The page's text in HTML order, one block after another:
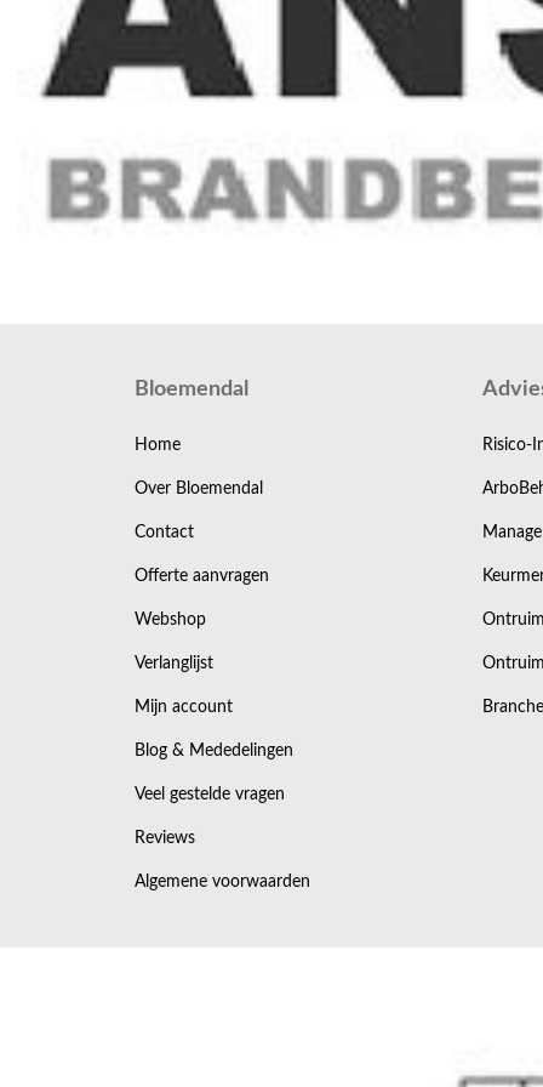
Bloemendal
Home
Over Bloemendal
Contact
Offerte aanvragen
Webshop
Verlanglijst
Mijn account
Blog & Mededelingen
Veel gestelde vragen
Reviews
Algemene voorwaarden
Risico-